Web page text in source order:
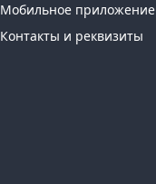
Мобильное приложение
Контакты и реквизиты